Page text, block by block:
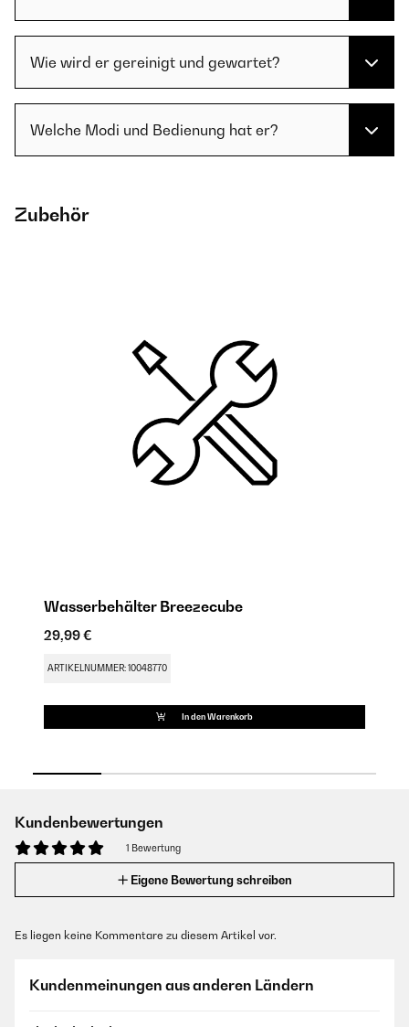
Wie wird er gereinigt und gewartet?
Welche Modi und Bedienung hat er?
Zubehör
Wasserbehälter Breezecube
29,99 €
ARTIKELNUMMER: 10048770
In den Warenkorb
Kundenbewertungen
1 Bewertung
Eigene Bewertung schreiben
Es liegen keine Kommentare zu diesem Artikel vor.
Kundenmeinungen aus anderen Ländern